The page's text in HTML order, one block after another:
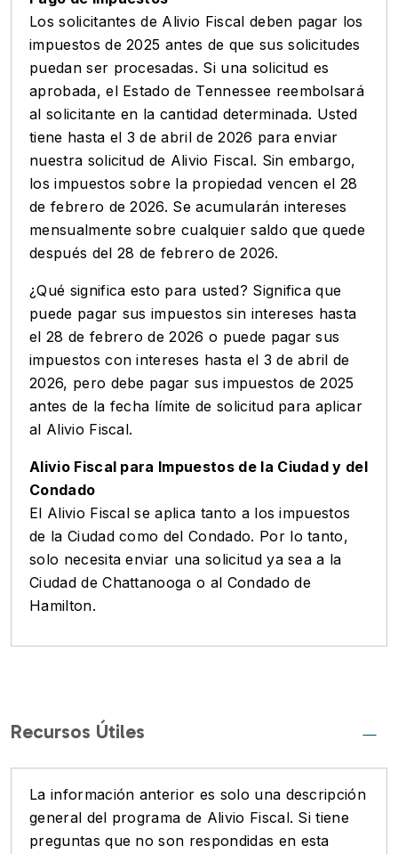
Los solicitantes de Alivio Fiscal deben pagar los
impuestos de 2025 antes de que sus solicitudes
puedan ser procesadas. Si una solicitud es
aprobada, el Estado de Tennessee reembolsará
al solicitante en la cantidad determinada. Usted
tiene hasta el 3 de abril de 2026 para enviar
nuestra solicitud de Alivio Fiscal. Sin embargo,
los impuestos sobre la propiedad vencen el 28
de febrero de 2026. Se acumularán intereses
mensualmente sobre cualquier saldo que quede
después del 28 de febrero de 2026.
¿Qué significa esto para usted? Significa que
puede pagar sus impuestos sin intereses hasta
el 28 de febrero de 2026 o puede pagar sus
impuestos con intereses hasta el 3 de abril de
2026, pero debe pagar sus impuestos de 2025
antes de la fecha límite de solicitud para aplicar
al Alivio Fiscal.
Alivio Fiscal para Impuestos de la Ciudad y del
Condado
El Alivio Fiscal se aplica tanto a los impuestos
de la Ciudad como del Condado. Por lo tanto,
solo necesita enviar una solicitud ya sea a la
Ciudad de Chattanooga o al Condado de
Hamilton.
Recursos Útiles
La información anterior es solo una descripción
general del programa de Alivio Fiscal. Si tiene
preguntas que no son respondidas en esta